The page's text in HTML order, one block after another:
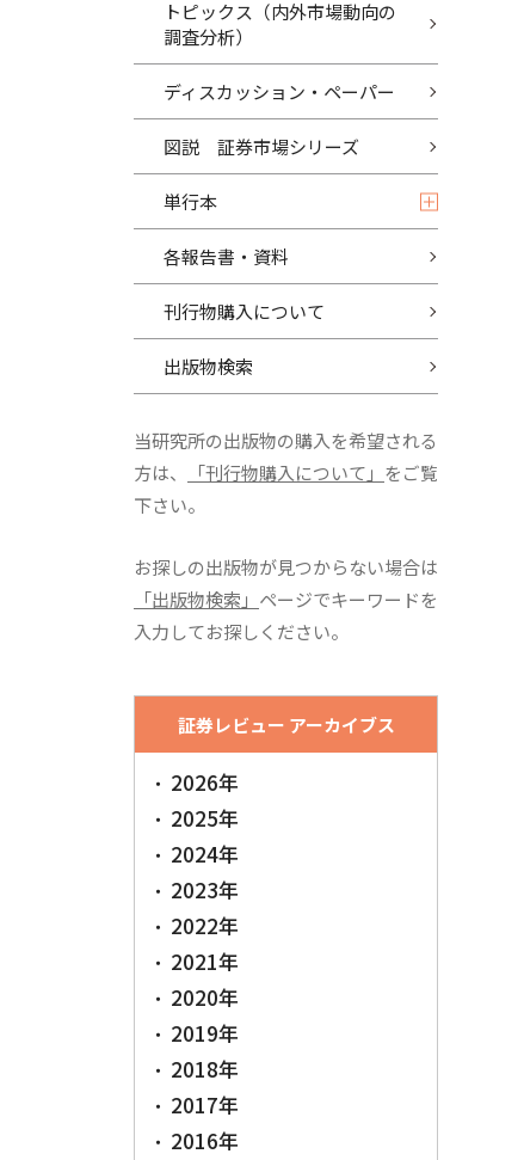
トピックス（内外市場動向の
調査分析）
ディスカッション・ペーパー
図説 証券市場シリーズ
単行本
各報告書・資料
刊行物購入について
出版物検索
当研究所の出版物の購入を希望される
方は、
「刊行物購入について」 をご覧
下さい。
お探しの出版物が見つからない場合は
「出版物検索」 ページでキーワードを
入力してお探しください。
証券レビュー アーカイブス
2026年
2025年
2024年
2023年
2022年
2021年
2020年
2019年
2018年
2017年
2016年